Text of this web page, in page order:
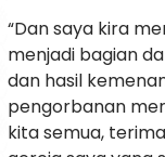
“Dan saya kira
menjadi bagian
dan hasil
pengorbanan
kita semua,